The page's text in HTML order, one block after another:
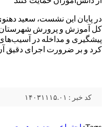
در پایان این نشست، سعید
کل آموزش و پرورش
پیشگیری و مداخله در
کرد و بر ضرورت اجرای دقیق آن
کد خبر : ۱۴۰۳۱۱۱۵.۰۱